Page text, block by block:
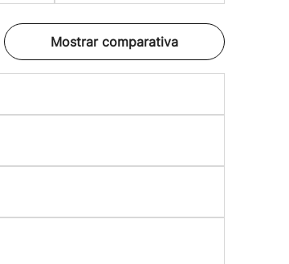
Mostrar comparativa